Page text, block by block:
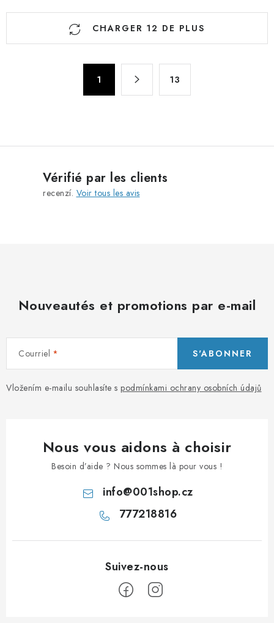
d
CHARGER 12 DE PLUS
a
1 13
Vérifié par les clients
recenzí. Voir tous les avis
Nouveautés et promotions par e-mail
Courriel
Vložením e-mailu souhlasíte s podmínkami ochrany osobních údajů
S'ABONNER
Nous vous aidons à choisir
Besoin d’aide ? Nous sommes là pour vous !
info@001shop.cz
777218816